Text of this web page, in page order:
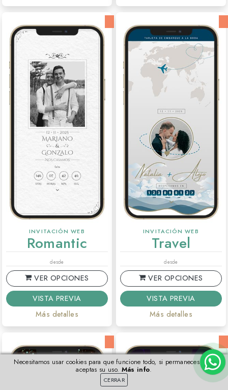
INVITACIÓN WEB
Romantic
desde
VER OPCIONES
VISTA PREVIA
Más detalles
INVITACIÓN WEB
Travel
desde
VER OPCIONES
VISTA PREVIA
Más detalles
Necesitamos usar cookies para que funcione todo, si permaneces aquí
aceptas su uso. Más info.
CERRAR